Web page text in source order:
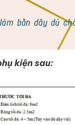
kiện sau: